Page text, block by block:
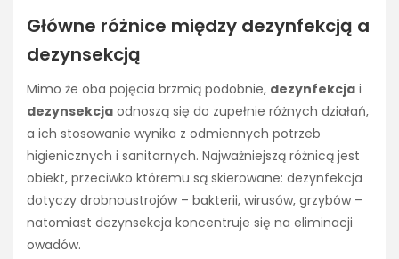
Główne różnice między dezynfekcją a
dezynsekcją
Mimo że oba pojęcia brzmią podobnie, dezynfekcja i
dezynsekcja odnoszą się do zupełnie różnych działań,
a ich stosowanie wynika z odmiennych potrzeb
higienicznych i sanitarnych. Najważniejszą różnicą jest
obiekt, przeciwko któremu są skierowane: dezynfekcja
dotyczy drobnoustrojów – bakterii, wirusów, grzybów –
natomiast dezynsekcja koncentruje się na eliminacji
owadów.